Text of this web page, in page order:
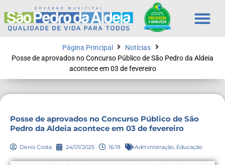
Página Principal
Notícias
Posse de aprovados no Concurso Público de São Pedro da Aldeia
acontece em 03 de fevereiro
Posse de aprovados no Concurso Público de São
Pedro da Aldeia acontece em 03 de fevereiro
Denis Costa 24/01/2025 16:19 Administração Educação